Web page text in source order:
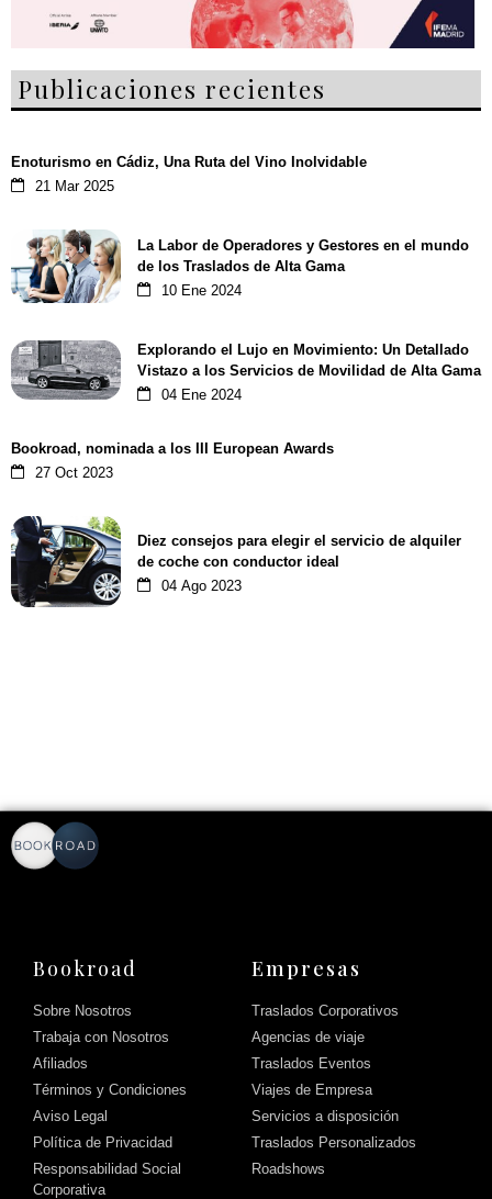
Publicaciones recientes
Enoturismo en Cádiz, Una Ruta del Vino Inolvidable
21 Mar 2025
La Labor de Operadores y Gestores en el mundo
de los Traslados de Alta Gama
10 Ene 2024
Explorando el Lujo en Movimiento: Un Detallado
Vistazo a los Servicios de Movilidad de Alta Gama
04 Ene 2024
Bookroad, nominada a los III European Awards
27 Oct 2023
Diez consejos para elegir el servicio de alquiler
de coche con conductor ideal
04 Ago 2023
Bookroad
Sobre Nosotros
Trabaja con Nosotros
Afiliados
Términos y Condiciones
Aviso Legal
Política de Privacidad
Responsabilidad Social
Corporativa
Empresas
Traslados Corporativos
Agencias de viaje
Traslados Eventos
Viajes de Empresa
Servicios a disposición
Traslados Personalizados
Roadshows